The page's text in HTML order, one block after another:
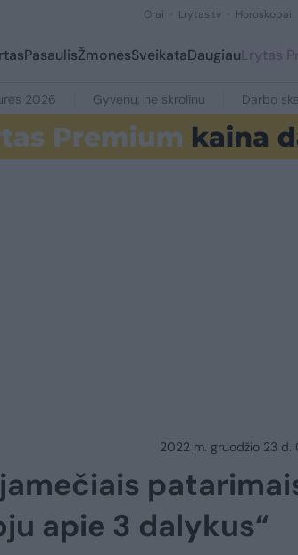
Orai Lrytas.tv Horoskopai
PasaulisŽmonėsSveikataDaugiauLrytas
2026 Gyvenu, ne skrolinu Darbo
2022 m. gruodžio 23 d.
apie 3 dalykus“